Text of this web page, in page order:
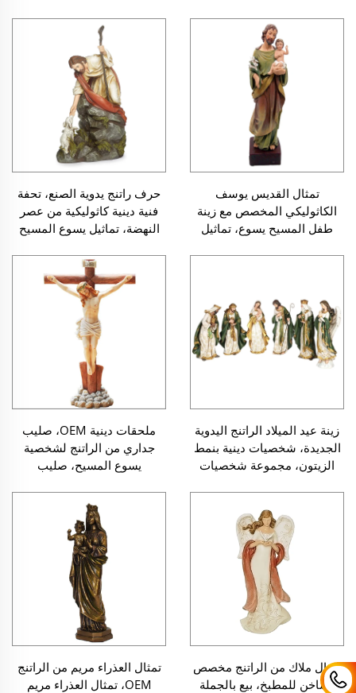
تمثال القديس يوسف
الكاثوليكي المخصص مع زينة
طفل المسيح يسوع، تماثيل
حرف راتنج يدوية الصنع، تحفة
فنية دينية كاثوليكية من عصر
النهضة، تماثيل يسوع المسيح
زينة عيد الميلاد الراتنج اليدوية
الجديدة، شخصيات دينية بنمط
الزيتون، مجموعة شخصيات
ملحقات دينية OEM، صليب
جداري من الراتنج لشخصية
يسوع المسيح، صليب
يسوع
تمثال ملاك من الراتنج مخصص
وساخن للمطبخ، بيع بالجملة
تمثال العذراء مريم من الراتنج
OEM، تمثال العذراء مريم